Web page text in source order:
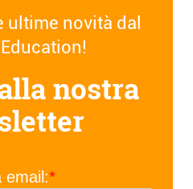
ultime novità dal
nostra